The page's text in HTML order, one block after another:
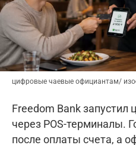
цифровые чаевые официантам/
Freedom Bank
через POS-терминалы.
после оплаты счета, а